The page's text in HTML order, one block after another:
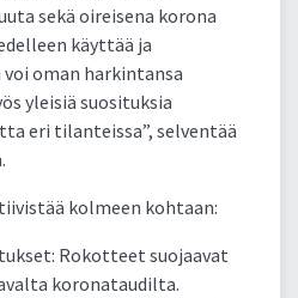
sekä oireisena korona
käyttää ja
oman harkintansa
yleisiä suosituksia
eri tilanteissa”, selventää
kolmeen kohtaan:
Rokotteet suojaavat
koronataudilta.